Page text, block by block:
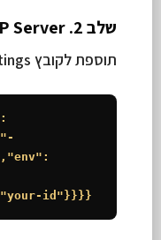
שלב 2. WhatsApp MCP Server
תוספת לקובץ settings של Claude Code:
id"}}}}